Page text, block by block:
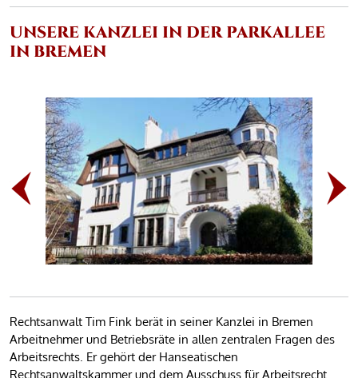
UNSERE KANZLEI IN DER PARKALLEE
IN BREMEN
Rechtsanwalt Tim Fink berät in seiner Kanzlei in Bremen
Arbeitnehmer und Betriebsräte in allen zentralen Fragen des
Arbeitsrechts. Er gehört der Hanseatischen
Rechtsanwaltskammer und dem Ausschuss für Arbeitsrecht